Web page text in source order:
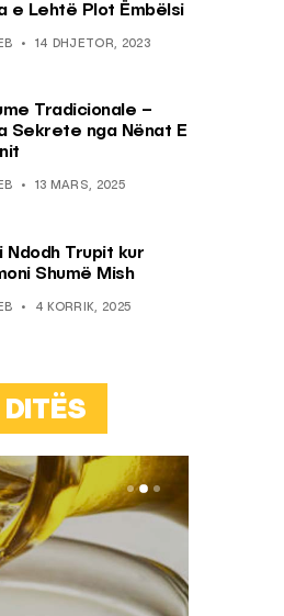
e Lehtë Plot Ëmbëlsi
14 DHJETOR, 2023
Tradicionale –
Sekrete nga Nënat E
13 MARS, 2025
Ndodh Trupit kur
Shumë Mish
4 KORRIK, 2025
DITËS